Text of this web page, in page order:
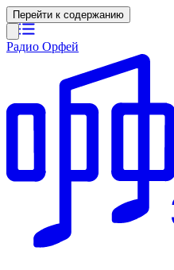
Перейти к содержанию
Радио Орфей